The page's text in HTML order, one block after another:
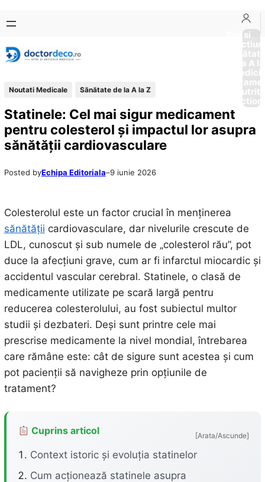
conținut
content
Boli si
Afectiuni
Sănătate
de la A
Noutati Medicale Sănătate de la A la Z
Statinele: Cel mai sigur medicament
pentru colesterol și impactul lor asupra
sănătății cardiovasculare
Posted byEchipa Editoriala–9 iunie 2026
Colesterolul este un factor crucial în menținerea
sănătății cardiovasculare, dar nivelurile crescute de
LDL, cunoscut și sub numele de „colesterol rău”, pot
duce la afecțiuni grave, cum ar fi infarctul miocardic și
accidentul vascular cerebral. Statinele, o clasă de
medicamente utilizate pe scară largă pentru
reducerea colesterolului, au fost subiectul multor
studii și dezbateri. Deși sunt printre cele mai
prescrise medicamente la nivel mondial, întrebarea
care rămâne este: cât de sigure sunt acestea și cum
pot pacienții să navigheze prin opțiunile de
tratament?
Cuprins articol [Arata/Ascunde]
Context istoric și evoluția statinelor
Cum acționează statinele asupra